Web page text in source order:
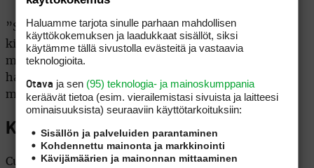
”Sellaisilla pelattaessa iskee varmasti kolmen
kierroksen jälkeen kyllästyminen, kun pallo ei lennä
mihinkään. Siinä tuhotaan heti kättelyssä jonkun
harrastus, ja golfista voi jäädä pysyvästi huono
maku.”
Kukaan ei ole kahden varren välissä
Custom fit ei aina tarjoa vastausta uudemman
Haluamme tarjota sinulle parhaan mahdollisen
käyttökokemuksen ja laadukkaat sisällöt, siksi
käytämme tällä sivustolla evästeitä ja vastaavia
teknologioita.
Otava ja sen (95) teknologia- ja mainoskumppania
keräävät tietoa (esim. vierailemis­tasi sivuista ja laitteesi
ominaisuuk­sista) seuraaviin käyttötarkoituksiin:
Sisällön ja palveluiden parantaminen
Kohdennettu mainonta ja markkinointi
Kävijämäärien ja mainonnan mittaaminen